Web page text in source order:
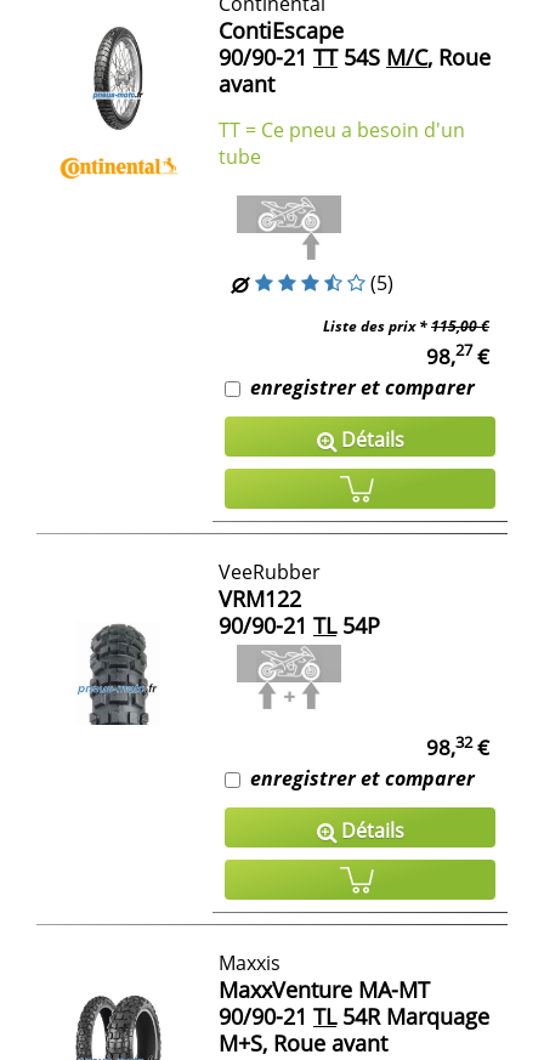
ContiEscape
90/90-21 TT54S M/C, Roue
avant
TT = Ce pneu a besoin d'un
tube
(5)
Liste des prix *115,00 €
98,27 €
enregistrer et comparer
Détails
VeeRubber
VRM122
90/90-21 TL54P
98,32€
enregistrer et comparer
Détails
Maxxis
MaxxVenture MA-MT
90/90-21 TL54R Marquage
M+S, Roue avant